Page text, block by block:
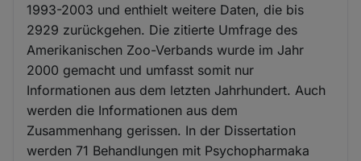
1993-2003 und enthielt weitere Daten, die bis
2929 zurückgehen. Die zitierte Umfrage des
Amerikanischen Zoo-Verbands wurde im Jahr
2000 gemacht und umfasst somit nur
Informationen aus dem letzten Jahrhundert. Auch
werden die Informationen aus dem
Zusammenhang gerissen. In der Dissertation
werden 71 Behandlungen mit Psychopharmaka